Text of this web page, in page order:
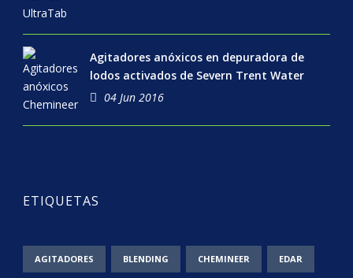
Agitadores anóxicos en depuradora de
lodos activados de Severn Trent Water
04 Jun 2016
ETIQUETAS
AGITADORES BLENDING CHEMINEER EDAR